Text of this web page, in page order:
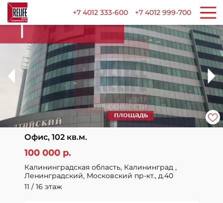
+7 4012 333-600 +7 4012 999-700
Офис, 102 кв.м.
100 000 р.
Калининградская область, Калининград ,
Ленинградский, Московский пр-кт., д.40
11 / 16 этаж